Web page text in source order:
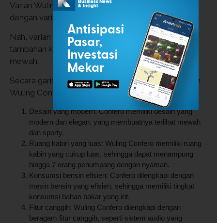
Varian Wuling Confero S ini dirilis dengan 4 tipe
dengan varian Standard dan 3 varian Confero S.
Nah, varian tertinggi sudah mendapatkan beberapa
tambahan kamera eksternal dan interior yang lebih
mewah.
Secara garis besar, ada beberapa keunggulan varian
Wuling Confero berikut ini.
Desain yang modern: Confero memiliki desain yang
modern dan elegan, yang membuatnya terlihat mewah
dan sporty.
Ruang kabin yang luas: Wuling Confero memiliki ruang
kabin yang cukup luas, sehingga dapat menampung
hingga 7 orang penumpang dengan nyaman.
Konsumsi bensin efisien: Confero dilengkapi dengan
mesin bensin yang efisien, sehingga memiliki tingkat
konsumsi bahan bakar yang irit.
Fitur canggih: Wuling Confero dilengkapi dengan
beragam fitur canggih, seperti sistem audio yang